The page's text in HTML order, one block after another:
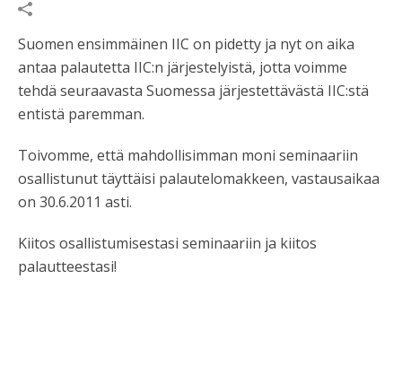
Suomen ensimmäinen IIC on pidetty ja nyt on aika
antaa palautetta IIC:n järjestelyistä, jotta voimme
tehdä seuraavasta Suomessa järjestettävästä IIC:stä
entistä paremman.
Toivomme, että mahdollisimman moni seminaariin
osallistunut täyttäisi palautelomakkeen, vastausaikaa
on 30.6.2011 asti.
Kiitos osallistumisestasi seminaariin ja kiitos
palautteestasi!